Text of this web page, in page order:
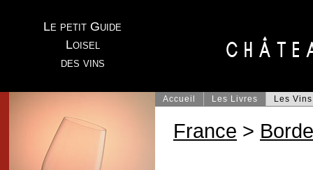
Le petit Guide
Loisel
des vins
Accueil Les Livres Les Vins
France >